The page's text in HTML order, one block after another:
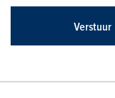
Verstuur